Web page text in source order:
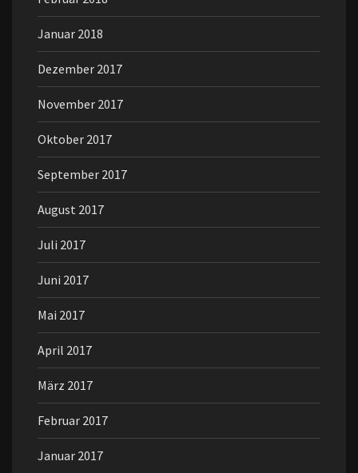
Januar 2018
Dezember 2017
November 2017
Oktober 2017
September 2017
August 2017
Juli 2017
Juni 2017
Mai 2017
April 2017
März 2017
Februar 2017
Januar 2017